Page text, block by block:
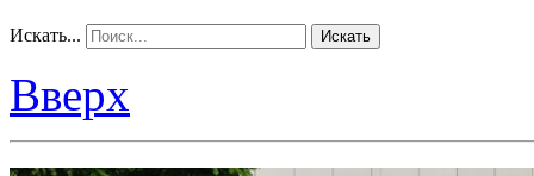
Искать... Искать
Вверх